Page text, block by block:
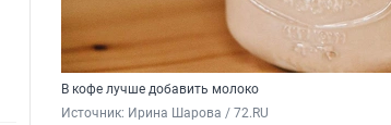
В кофе лучше добавить молоко
Источник: Ирина Шарова / 72.RU